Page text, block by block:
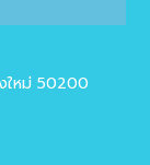
ใหม่ 50200